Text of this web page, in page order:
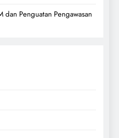
dan Penguatan Pengawasan